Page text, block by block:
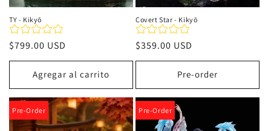
TY - Kikyō
Precio
habitual
$799.00 USD
Agregar al carrito
Covert Star - Kikyō
Precio
habitual
$359.00 USD
Pre-order
Pre-Order Pre-Order